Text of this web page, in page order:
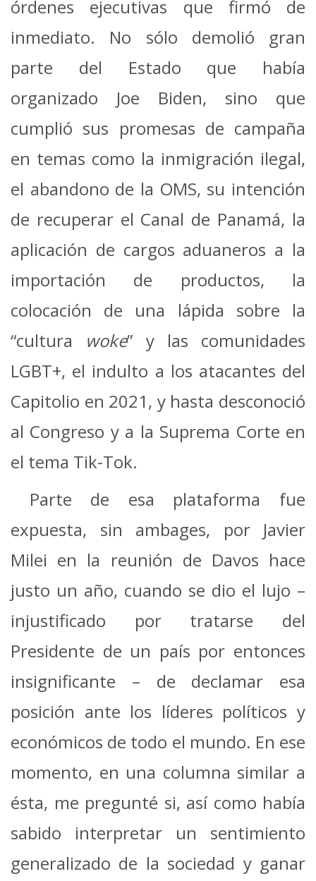
órdenes ejecutivas que firmó de
inmediato. No sólo demolió gran
parte del Estado que había
organizado Joe Biden, sino que
cumplió sus promesas de campaña
en temas como la inmigración ilegal,
el abandono de la OMS, su intención
de recuperar el Canal de Panamá, la
aplicación de cargos aduaneros a la
importación de productos, la
colocación de una lápida sobre la
“cultura woke” y las comunidades
LGBT+, el indulto a los atacantes del
Capitolio en 2021, y hasta desconoció
al Congreso y a la Suprema Corte en
el tema Tik-Tok.
Parte de esa plataforma fue
expuesta, sin ambages, por Javier
Milei en la reunión de Davos hace
justo un año, cuando se dio el lujo –
injustificado por tratarse del
Presidente de un país por entonces
insignificante – de declamar esa
posición ante los líderes políticos y
económicos de todo el mundo. En ese
momento, en una columna similar a
ésta, me pregunté si, así como había
sabido interpretar un sentimiento
generalizado de la sociedad y ganar